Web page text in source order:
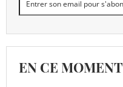
EN CE MOMENT